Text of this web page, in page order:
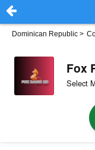
Dominican Republic >
Fox
Select